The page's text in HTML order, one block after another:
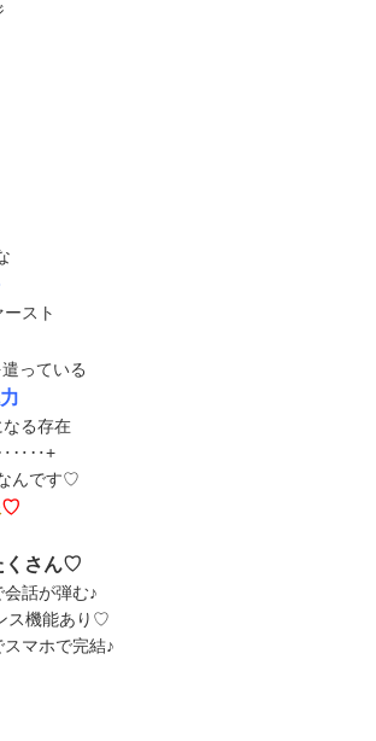
スト
っている
る存在
んです♡
♡
くさん♡
話が弾む♪
ス機能あり♡
マホで完結♪